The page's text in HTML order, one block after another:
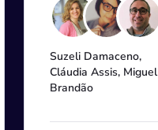
Suzeli Damaceno,
Cláudia Assis, Miguel
Brandão